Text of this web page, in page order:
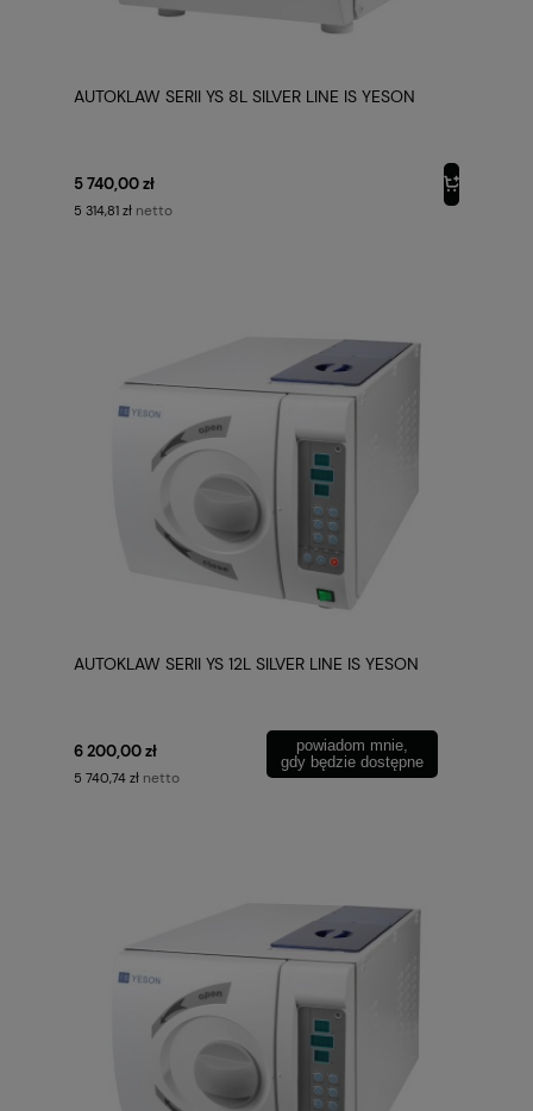
AUTOKLAW SERII YS 8L SILVER LINE IS YESON
5 740,00 zł
5 314,81 zł netto
AUTOKLAW SERII YS 12L SILVER LINE IS YESON
6 200,00 zł
5 740,74 zł netto
powiadom mnie,
gdy będzie dostępne